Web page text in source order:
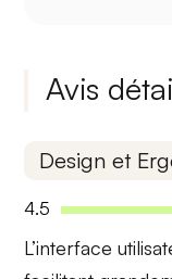
Avis
Design et
4.5
L’interface